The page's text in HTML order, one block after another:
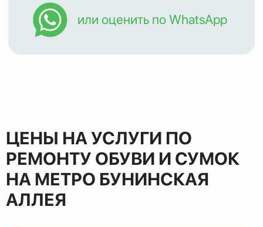
ЦЕНЫ НА УСЛУГИ ПО
РЕМОНТУ ОБУВИ И СУМОК
НА МЕТРО БУНИНСКАЯ
АЛЛЕЯ